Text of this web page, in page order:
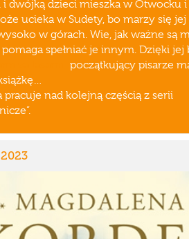
dwójką dzieci mieszka w Otwocku
ucieka w Sudety, bo marzy się
w górach. Wie, jak ważne są
spełniać je innym. Dzięki
początkujący pisarze
pracuje nad kolejną częścią z serii